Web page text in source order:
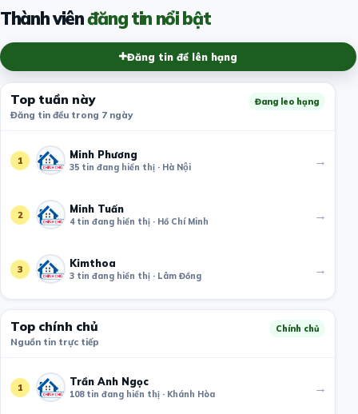
Thành viênđăng tin nổi bật
Đăng tin để lên hạng
Top tuần này
Đăng tin đều trong 7 ngày
Đang leo hạng
1 Minh Phương
35 tin đang hiển thị · Hà Nội →
2 Minh Tuấn
4 tin đang hiển thị · Hồ Chí Minh →
3 Kimthoa
3 tin đang hiển thị · Lâm Đồng →
Top chính chủ
Nguồn tin trực tiếp
Chính chủ
1 Trần Anh Ngọc
108 tin đang hiển thị · Khánh Hòa →